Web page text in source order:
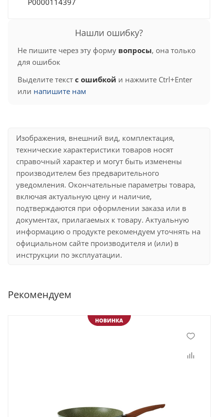
Р0000114397
Нашли ошибку?
Не пишите через эту форму вопросы, она только
для ошибок
Выделите текст с ошибкой и нажмите Ctrl+Enter
или напишите нам
Изображения, внешний вид, комплектация,
технические характеристики товаров носят
справочный характер и могут быть изменены
производителем без предварительного
уведомления. Окончательные параметры товара,
включая актуальную цену и наличие,
подтверждаются при оформлении заказа или в
документах, прилагаемых к товару. Актуальную
информацию о продукте рекомендуем уточнять на
официальном сайте производителя и (или) в
инструкции по эксплуатации.
Рекомендуем